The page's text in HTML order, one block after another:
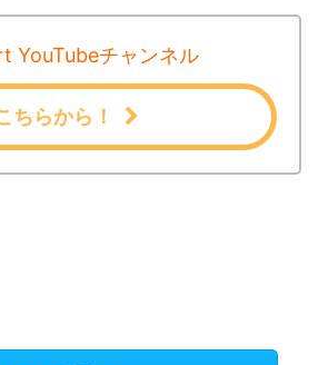
YouTubeチャンネル
ちらから！